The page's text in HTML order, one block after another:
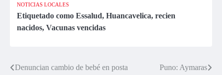
vencidas
estudiantes
NOTICIAS LOCALES
Etiquetado como Essalud, Huancavelica, recien
nacidos, Vacunas vencidas
Navegación
Denuncian cambio de bebé en posta Puno: Aymaras